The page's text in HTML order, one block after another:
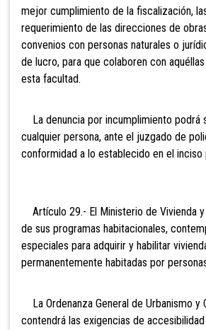
mejor cumplimiento de la fiscalización,
requerimiento de las direcciones de
convenios con personas naturales o
de lucro, para que colaboren con
esta facultad.
La denuncia por incumplimiento podrá
cualquier persona, ante el juzgado de
conformidad a lo establecido en el inciso
Artículo 29.- El Ministerio de Vivienda
de sus programas habitacionales,
especiales para adquirir y habilitar
permanentemente habitadas por
La Ordenanza General de Urbanismo y
contendrá las exigencias de